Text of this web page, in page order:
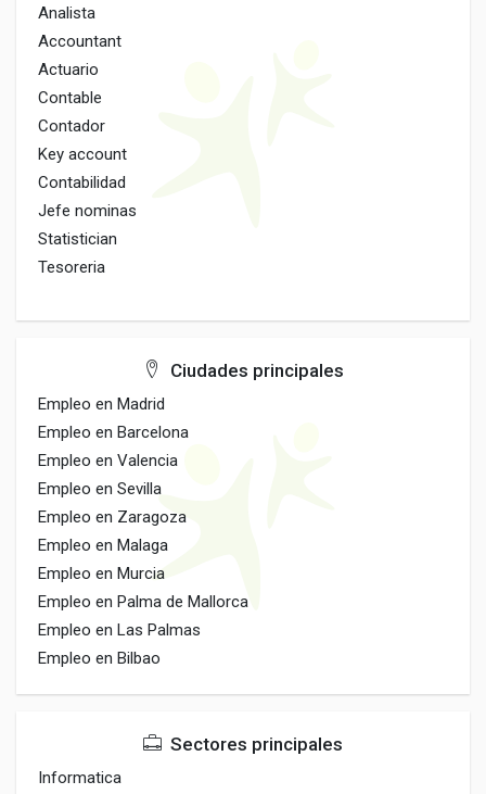
Analista
Accountant
Actuario
Contable
Contador
Key account
Contabilidad
Jefe nominas
Statistician
Tesoreria
Ciudades principales
Empleo en Madrid
Empleo en Barcelona
Empleo en Valencia
Empleo en Sevilla
Empleo en Zaragoza
Empleo en Malaga
Empleo en Murcia
Empleo en Palma de Mallorca
Empleo en Las Palmas
Empleo en Bilbao
Sectores principales
Informatica